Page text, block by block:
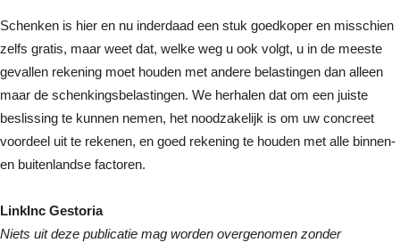
Schenken is hier en nu inderdaad een stuk goedkoper en misschien
zelfs gratis, maar weet dat, welke weg u ook volgt, u in de meeste
gevallen rekening moet houden met andere belastingen dan alleen
maar de schenkingsbelastingen. We herhalen dat om een juiste
beslissing te kunnen nemen, het noodzakelijk is om uw concreet
voordeel uit te rekenen, en goed rekening te houden met alle binnen-
en buitenlandse factoren.
LinkInc Gestoria
Niets uit deze publicatie mag worden overgenomen zonder